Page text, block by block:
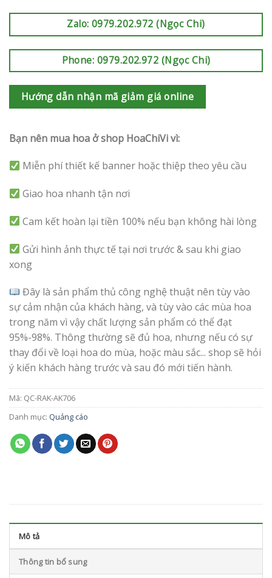
Zalo: 0979.202.972 (Ngọc Chi)
Phone: 0979.202.972 (Ngọc Chi)
Hướng dẫn nhận mã giảm giá online
Bạn nên mua hoa ở shop HoaChiVi vì:
Miễn phí thiết kế banner hoặc thiệp theo yêu cầu
Giao hoa nhanh tận nơi
Cam kết hoàn lại tiền 100% nếu bạn không hài lòng
Gửi hình ảnh thực tế tại nơi trước & sau khi giao
xong
Đây là sản phẩm thủ công nghệ thuật nên tùy vào
sự cảm nhận của khách hàng, và tùy vào các mùa hoa
trong năm vì vậy chất lượng sản phẩm có thể đạt
95%-98%. Thông thường sẽ đủ hoa, nhưng nếu có sự
thay đổi về loại hoa do mùa, hoặc màu sắc... shop sẽ hỏi
ý kiến khách hàng trước và sau đó mới tiến hành.
Mã: QC-RAK-AK706
Danh mục: Quảng cáo
Mô tả
Thông tin bổ sung